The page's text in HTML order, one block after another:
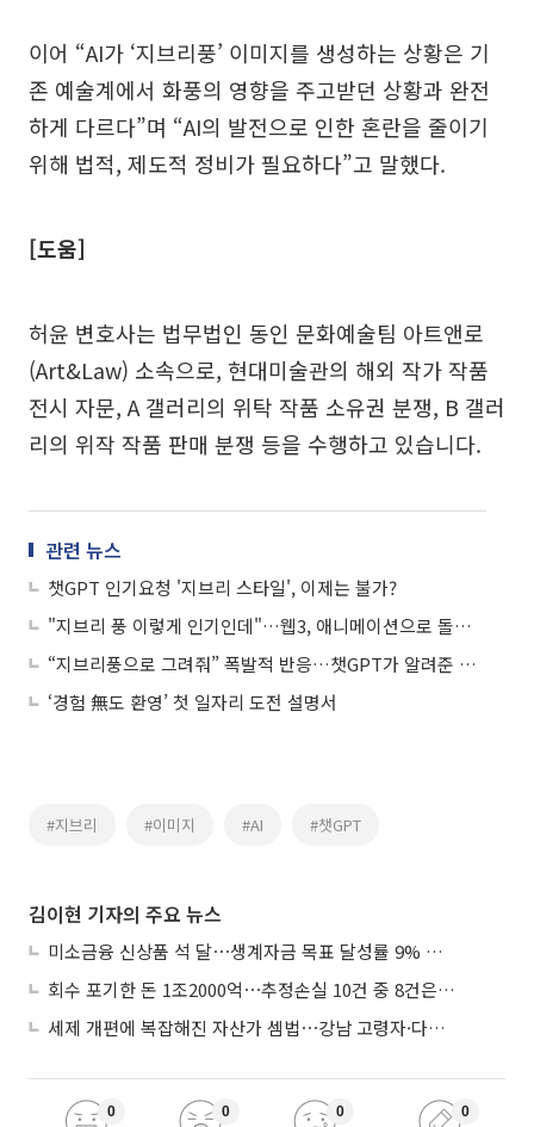
이어 “AI가 ‘지브리풍’ 이미지를 생성하는 상황은 기
존 예술계에서 화풍의 영향을 주고받던 상황과 완전
하게 다르다”며 “AI의 발전으로 인한 혼란을 줄이기
위해 법적, 제도적 정비가 필요하다”고 말했다.
[도움]
허윤 변호사는 법무법인 동인 문화예술팀 아트앤로
(Art&Law) 소속으로, 현대미술관의 해외 작가 작품
전시 자문, A 갤러리의 위탁 작품 소유권 분쟁, B 갤러
리의 위작 작품 판매 분쟁 등을 수행하고 있습니다.
관련 뉴스
챗GPT 인기요청 '지브리 스타일', 이제는 불가?
"지브리 풍 이렇게 인기인데"…웹3, 애니메이션으로 돌파구 찾을까
“지브리풍으로 그려줘” 폭발적 반응…챗GPT가 알려준 현 상황은?
‘경험 無도 환영’ 첫 일자리 도전 설명서
#지브리 #이미지 #AI #챗GPT
김이현 기자의 주요 뉴스
미소금융 신상품 석 달⋯생계자금 목표 달성률 9% 그쳐
회수 포기한 돈 1조2000억⋯추정손실 10건 중 8건은 기업대출
세제 개편에 복잡해진 자산가 셈법⋯강남 고령자·다주택자 ‘자산재편 고심’
0 0 0 0